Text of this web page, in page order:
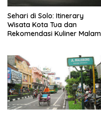
Sehari di Solo: Itinerary
Wisata Kota Tua dan
Rekomendasi Kuliner Malam